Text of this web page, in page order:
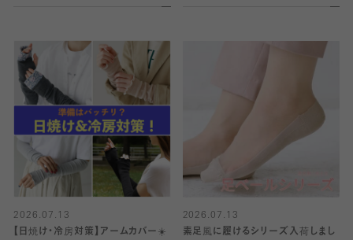
2026.07.13
【日焼け・冷房対策】アームカバー☀️
2026.07.13
素足風に履けるシリーズ入荷しまし